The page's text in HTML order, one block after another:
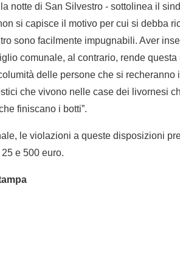
notte di San Silvestro - sottolinea il
si capisce il motivo per cui si debba
sono facilmente impugnabili. Aver
comunale, al contrario, rende questa
delle persone che si
che vivono nelle case dei livornesi
finiscano i botti”.
le violazioni a queste disposizioni
e 500 euro.